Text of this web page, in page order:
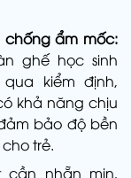
chống ẩm mốc:
ghế học sinh
kiểm định,
khả năng chịu
bảo độ bền
trẻ.
nhẵn mịn,